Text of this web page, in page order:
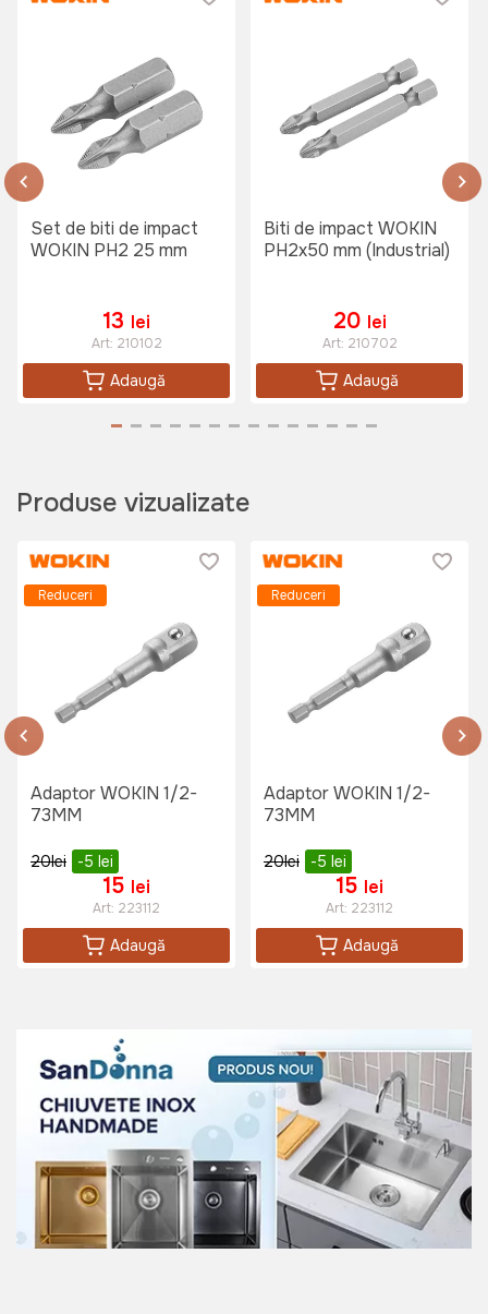
Set de biti de impact
WOKIN PH2 25 mm
13 lei
Art: 210102
Adaugă
Biti de impact WOKIN
PH2x50 mm (Industrial)
20 lei
Art: 210702
Adaugă
Produse vizualizate
Reduceri
Adaptor WOKIN 1/2-
73MM
20lei -5 lei
15 lei
Art: 223112
Adaugă
Reduceri
Adaptor WOKIN 1/2-
73MM
20lei -5 lei
15 lei
Art: 223112
Adaugă